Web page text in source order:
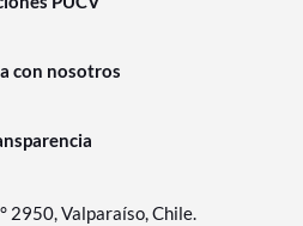
con nosotros
2950, Valparaíso, Chile.